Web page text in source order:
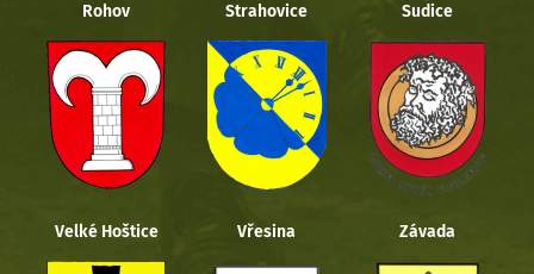
Rohov Strahovice Sudice
Velké Hoštice Vřesina Závada